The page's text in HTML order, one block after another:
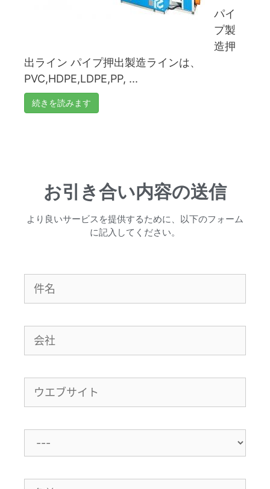
パイ
プ製
造押
出ライン パイプ押出製造ラインは、
PVC,HDPE,LDPE,PP, ...
続きを読みます
お引き合い内容の送信
より良いサービスを提供するために、以下のフォーム
に記入してください。